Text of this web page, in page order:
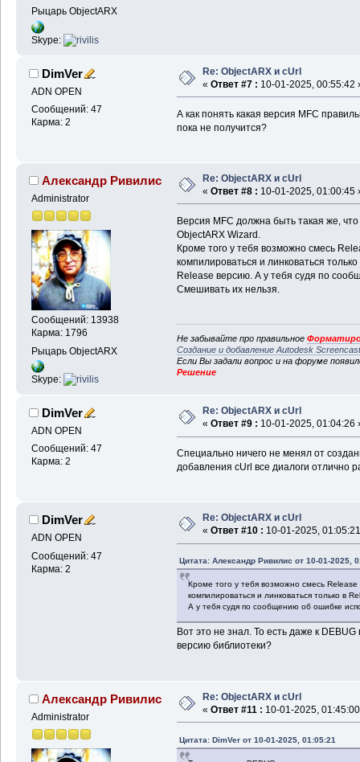
Рыцарь ObjectARX
Skype:
DimVer
ADN OPEN
Сообщений: 47
Карма: 2
Re: ObjectARX и cUrl
« Ответ #7 : 10-01-2025, 00:55:42
А как понять какая версия MFC
пока не получится?
Александр Ривилис
Administrator
Сообщений: 13938
Карма: 1796
Рыцарь ObjectARX
Skype:
Re: ObjectARX и cUrl
« Ответ #8 : 10-01-2025, 01:00:45
Версия MFC должна быть такая же,
ObjectARX Wizard.
Кроме того у тебя возможно смесь
компилироваться и линковаться
Release версию. А у тебя судя по
Смешивать их нельзя.
Не забывайте про правильное
Создание и добавление Autodesk
Если Вы задали вопрос и на форуме
Решение
DimVer
ADN OPEN
Сообщений: 47
Карма: 2
Re: ObjectARX и cUrl
« Ответ #9 : 10-01-2025, 01:04:26
Специально ничего не менял от
добавления cUrl все диалоги отлично
DimVer
ADN OPEN
Сообщений: 47
Карма: 2
Re: ObjectARX и cUrl
« Ответ #10 : 10-01-2025,
Цитата: Александр Ривилис от 10-01-2025,
Кроме того у тебя возможно смесь
компилироваться и линковаться только в
А у тебя судя по сообщению об ошибке
Вот это не знал. То есть даже к
версию библиотеки?
Александр Ривилис
Administrator
Re: ObjectARX и cUrl
« Ответ #11 : 10-01-2025,
Цитата: DimVer от 10-01-2025, 01:05:21